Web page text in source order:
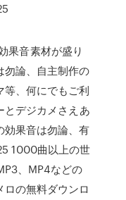
果音素材が盛り
勿論、自主制作の
、何にでもご利
とデジカメさえあ
効果音は勿論、有
1000曲以上の世
、MP4などの
の無料ダウンロ